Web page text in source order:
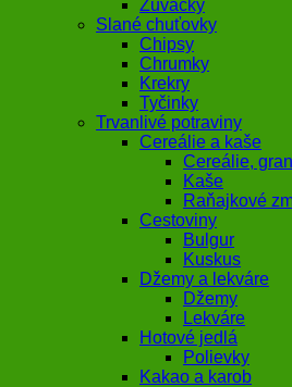
Žuvačky
Slané chuťovky
Chipsy
Chrumky
Krekry
Tyčinky
Trvanlivé potraviny
Cereálie a kaše
Cereálie,
Kaše
Raňajkové
Cestoviny
Bulgur
Kuskus
Džemy a lekváre
Džemy
Lekváre
Hotové jedlá
Polievky
Kakao a karob